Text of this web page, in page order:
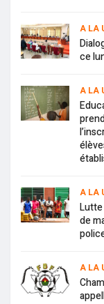
A LA
ce
A LA
A LA
de
A LA